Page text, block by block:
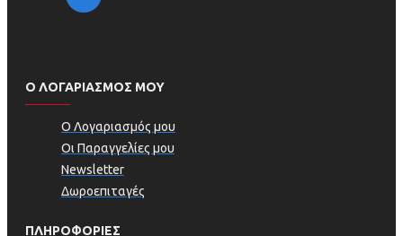
Ο ΛΟΓΑΡΙΑΣΜΟΣ ΜΟΥ
Ο Λογαριασμός μου
Οι Παραγγελίες μου
Newsletter
Δωροεπιταγές
ΠΛΗΡΟΦΟΡΊΕΣ